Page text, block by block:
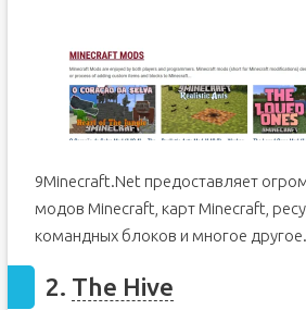
9Minecraft.Net предоставляет
модов Minecraft, карт Minecraft,
командных блоков и многое другое.
2. The Hive